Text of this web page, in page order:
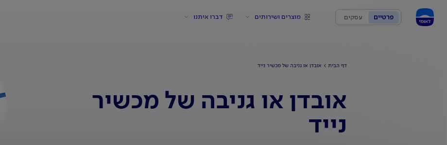
פרטיים עסקים מוצרים ושירותים דברו איתנו
דף הבית אובדן או גניבה של מכשיר נייד
אובדן או גניבה של מכשיר
נייד